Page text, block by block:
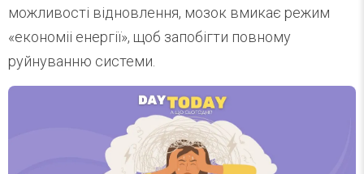
можливості відновлення, мозок вмикає режим
«економіі енергії», щоб запобігти повному
руйнуванню системи.